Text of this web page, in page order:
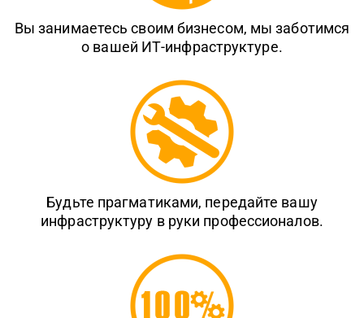
Вы занимаетесь своим бизнесом, мы заботимся
о вашей ИТ-инфраструктуре.
Будьте прагматиками, передайте вашу
инфраструктуру в руки профессионалов.